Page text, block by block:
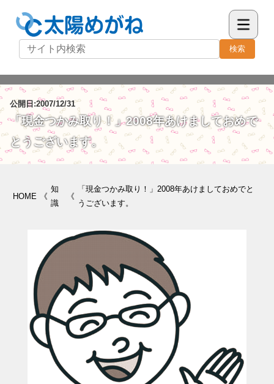
検索
公開日:2007/12/31
「現金つかみ取り！」2008年あけましておめで
とうございます。
HOME 《
知
識
《
「現金つかみ取り！」2008年あけましておめでと
うございます。